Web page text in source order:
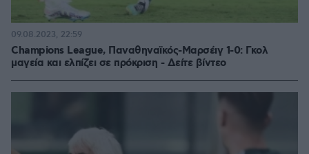
Champions League, Παναθηναϊκός-Μαρσέιγ 1-0: Γκολ
μαγεία και ελπίζει σε πρόκριση - Δείτε βίντεο
09.08.2023, 22:59